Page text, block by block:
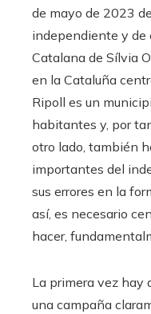
de mayo de 2023
independiente y
Catalana de Sílvia
en la Cataluña
Ripoll es un
habitantes y, por
otro lado, también
importantes del
sus errores en la
así, es necesario
hacer,
La primera vez hay
una campaña